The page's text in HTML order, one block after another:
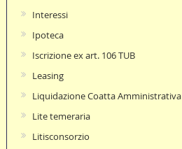
Interessi
Ipoteca
Iscrizione ex art. 106 TUB
Leasing
Liquidazione Coatta Amministrativa
Lite temeraria
Litisconsorzio